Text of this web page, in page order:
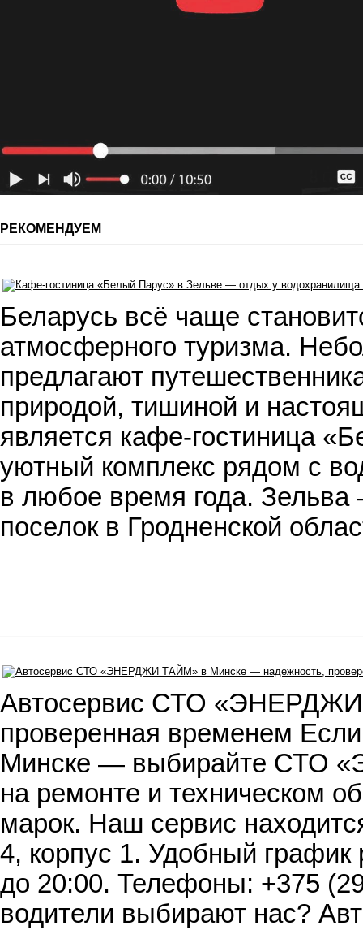
РЕКОМЕНДУЕМ
Беларусь всё чаще
атмосферного туризма.
предлагают
природой, тишиной и
является кафе-гостиница
уютный комплекс рядом с
в любое время года.
поселок в Гродненской
Автосервис СТО
проверенная временем
Минске — выбирайте СТО
на ремонте и техническом
марок. Наш сервис
4, корпус 1. Удобный график
до 20:00. Телефоны: +375
водители выбирают нас?